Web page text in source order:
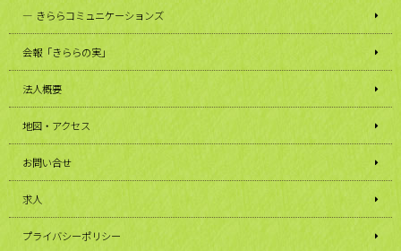
きららコミュニケーションズ
会報「きららの実」
法人概要
地図・アクセス
お問い合せ
求人
プライバシーポリシー